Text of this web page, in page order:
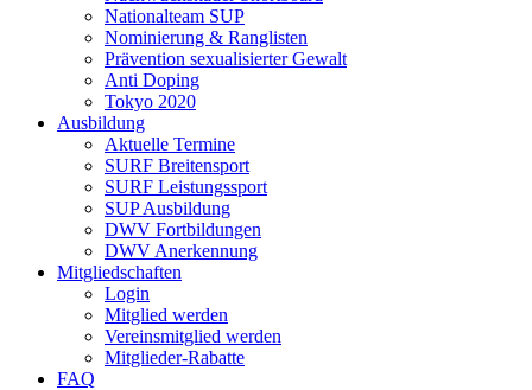
Nationalteam SUP
Nominierung & Ranglisten
Prävention sexualisierter Gewalt
Anti Doping
Tokyo 2020
Ausbildung
Aktuelle Termine
SURF Breitensport
SURF Leistungssport
SUP Ausbildung
DWV Fortbildungen
DWV Anerkennung
Mitgliedschaften
Login
Mitglied werden
Vereinsmitglied werden
Mitglieder-Rabatte
FAQ